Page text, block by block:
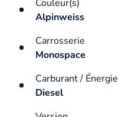
Couleur(s)
Alpinweiss
Carrosserie
Monospace
Carburant / Énergie
Diesel